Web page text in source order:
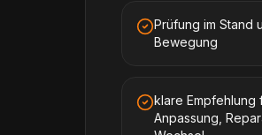
Prüfung im Stand
Bewegung
klare Empfehlung
Anpassung,